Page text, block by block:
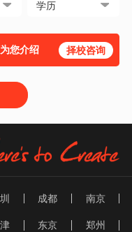
您介绍 择校咨询
成都 南京
东京 郑州